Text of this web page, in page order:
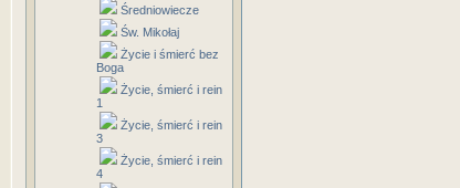
Średniowiecze
Św. Mikołaj
Życie i śmierć bez
Boga
Życie, śmierć i rein
1
Życie, śmierć i rein
3
Życie, śmierć i rein
4